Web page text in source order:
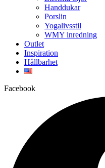
Handdukar
Porslin
Yogalivsstil
WMY inredning
Outlet
Inspiration
Hållbarhet
Facebook